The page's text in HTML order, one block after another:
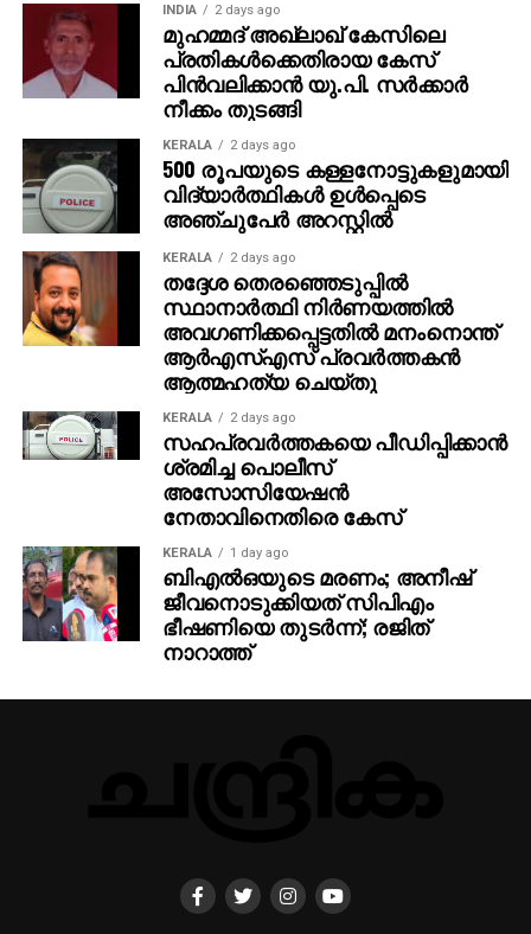
INDIA 2 days ago
മുഹമ്മദ് അഖ്‌ലാഖ് കേസിലെ
പ്രതികള്‍ക്കെതിരായ കേസ്
പിന്‍വലിക്കാന്‍ യു.പി. സര്‍ക്കാര്‍
നീക്കം തുടങ്ങി
KERALA 2 days ago
500 രൂപയുടെ കള്ളനോട്ടുകളുമായി
വിദ്യാര്‍ത്ഥികള്‍ ഉള്‍പ്പെടെ
അഞ്ചുപേര്‍ അറസ്റ്റില്‍
KERALA 2 days ago
തദ്ദേശ തെരഞ്ഞെടുപ്പില്‍
സ്ഥാനാര്‍ത്ഥി നിര്‍ണയത്തില്‍
അവഗണിക്കപ്പെട്ടതില്‍ മനംനൊന്ത്
ആര്‍എസ്എസ് പ്രവര്‍ത്തകന്‍
ആത്മഹത്യ ചെയ്തു
KERALA 2 days ago
സഹപ്രവര്‍ത്തകയെ പീഡിപ്പിക്കാന്‍
ശ്രമിച്ച പൊലീസ്
അസോസിയേഷന്‍
നേതാവിനെതിരെ കേസ്
KERALA 1 day ago
ബിഎല്‍ഒയുടെ മരണം; അനീഷ്
ജീവനൊടുക്കിയത് സിപിഎം
ഭീഷണിയെ തുടര്‍ന്ന്; രജിത്
നാറാത്ത്